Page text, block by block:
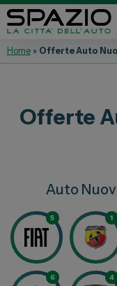
Abarth
Opel
Peugeot
Citroen
Leapmotor
Home» Offerte Auto
Offerte
Auto
5 1
6 4